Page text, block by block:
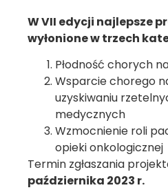
W VII edycji najlepsze
wyłonione w trzech
Płodność chorych
Wsparcie chorego
uzyskiwaniu
medycznych
Wzmocnienie roli
opieki onkologicznej
Termin zgłaszania
października 2023 r.